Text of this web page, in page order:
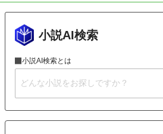
小説AI検索
小説AI検索とは